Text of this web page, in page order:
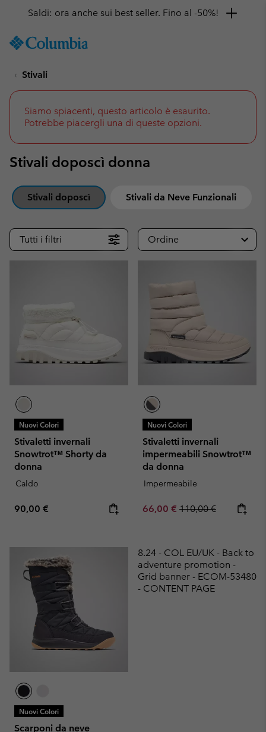
TO
SKIP
NAV
TO
SEARCH
Saldi: ora anche sui best seller. Fino al -50%!
Stivali
Siamo spiacenti, questo articolo è esaurito.
Potrebbe piacergli una di queste opzioni.
Stivali doposcì donna
Stivali doposcì Stivali da Neve Funzionali
Tutti i filtri Ordine
Nuovi Colori
Stivaletti invernali
Snowtrot™ Shorty da
donna
Caldo
Regular price:
90,00 €
Nuovi Colori
Stivaletti invernali
impermeabili Snowtrot™
da donna
Impermeabile
Sale price:
66,00 € Regular price:
110,00 €
Nuovi Colori
Scarponi da neve
8.24 - COL EU/UK - Back to
adventure promotion -
Grid banner - ECOM-53480
- CONTENT PAGE